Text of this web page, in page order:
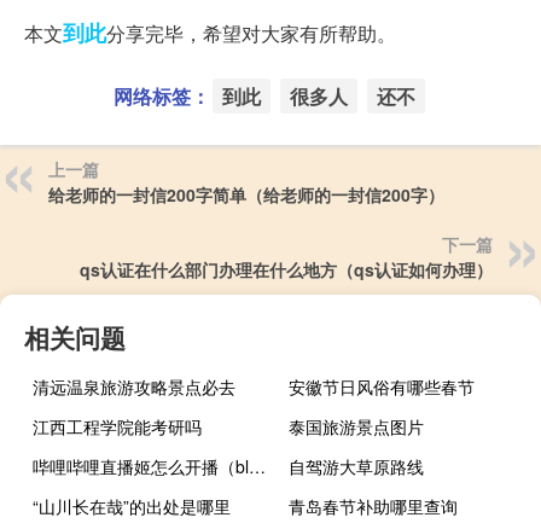
本文到此分享完毕，希望对大家有所帮助。
网络标签： 到此 很多人 还不
上一篇
给老师的一封信200字简单（给老师的一封信200字）
下一篇
qs认证在什么部门办理在什么地方（qs认证如何办理）
相关问题
清远温泉旅游攻略景点必去
安徽节日风俗有哪些春节
江西工程学院能考研吗
泰国旅游景点图片
哔哩哔哩直播姬怎么开播（blbl直播姬）
自驾游大草原路线
“山川长在哉”的出处是哪里
青岛春节补助哪里查询